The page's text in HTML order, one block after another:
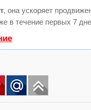
, она ускоряет
в течение первых 7